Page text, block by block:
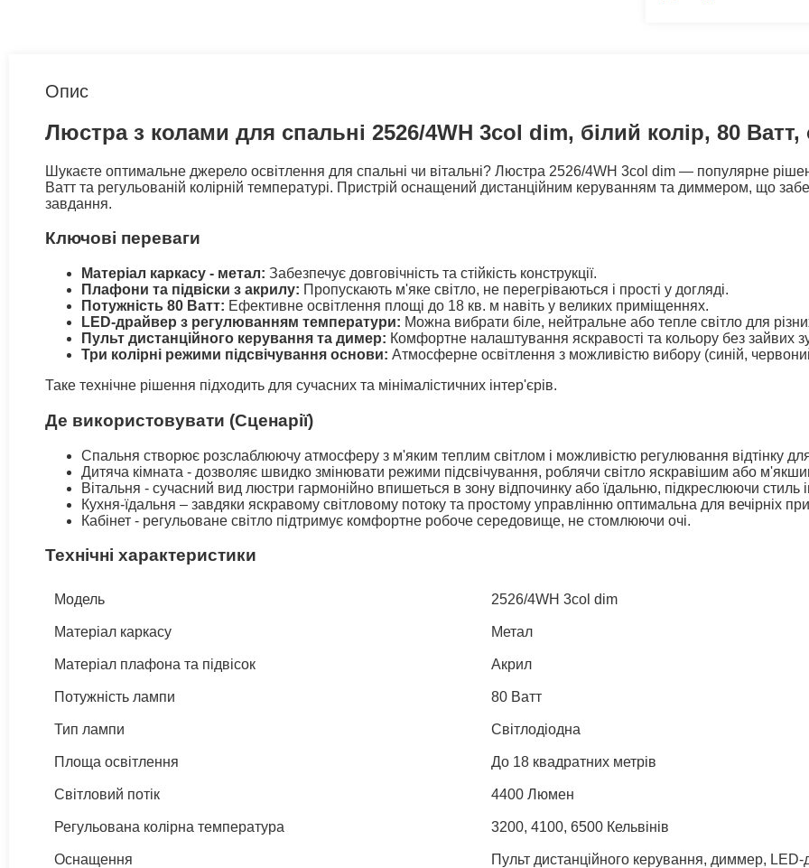
Опис
Люстра з колами для спальні 2526/4WH 3col dim, білий колір, 80 Ватт,
Шукаєте оптимальне джерело освітлення для спальні чи вітальні? Люстра 2526/4WH 3col dim — популярне
Ватт та регульованій колірній температурі. Пристрій оснащений дистанційним керуванням та диммером, що
завдання.
Ключові переваги
Матеріал каркасу - метал: Забезпечує довговічність та стійкість конструкції.
Плафони та підвіски з акрилу: Пропускають м'яке світло, не перегріваються і прості у догляді.
Потужність 80 Ватт: Ефективне освітлення площі до 18 кв. м навіть у великих приміщеннях.
LED-драйвер з регулюванням температури: Можна вибрати біле, нейтральне або тепле світло для
Пульт дистанційного керування та димер: Комфортне налаштування яскравості та кольору без зайвих
Три колірні режими підсвічування основи: Атмосферне освітлення з можливістю вибору (синій,
Таке технічне рішення підходить для сучасних та мінімалістичних інтер'єрів.
Де використовувати (Сценарії)
Спальня створює розслаблюючу атмосферу з м'яким теплим світлом і можливістю регулювання відтінку
Дитяча кімната - дозволяє швидко змінювати режими підсвічування, роблячи світло яскравішим або
Вітальня - сучасний вид люстри гармонійно впишеться в зону відпочинку або їдальню, підкреслюючи стиль
Кухня-їдальня – завдяки яскравому світловому потоку та простому управлінню оптимальна для вечірніх
Кабінет - регульоване світло підтримує комфортне робоче середовище, не стомлюючи очі.
Технічні характеристики
Модель 2526/4WH 3col dim
Матеріал каркасу Метал
Матеріал плафона та підвісок Акрил
Потужність лампи 80 Ватт
Тип лампи Світлодіодна
Площа освітлення До 18 квадратних метрів
Світловий потік 4400 Люмен
Регульована колірна температура 3200, 4100, 6500 Кельвінів
Оснащення Пульт дистанційного керування, диммер,